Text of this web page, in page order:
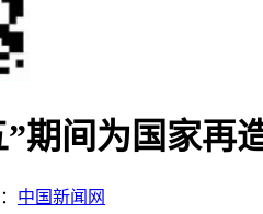
期间为国家再
中国新闻网